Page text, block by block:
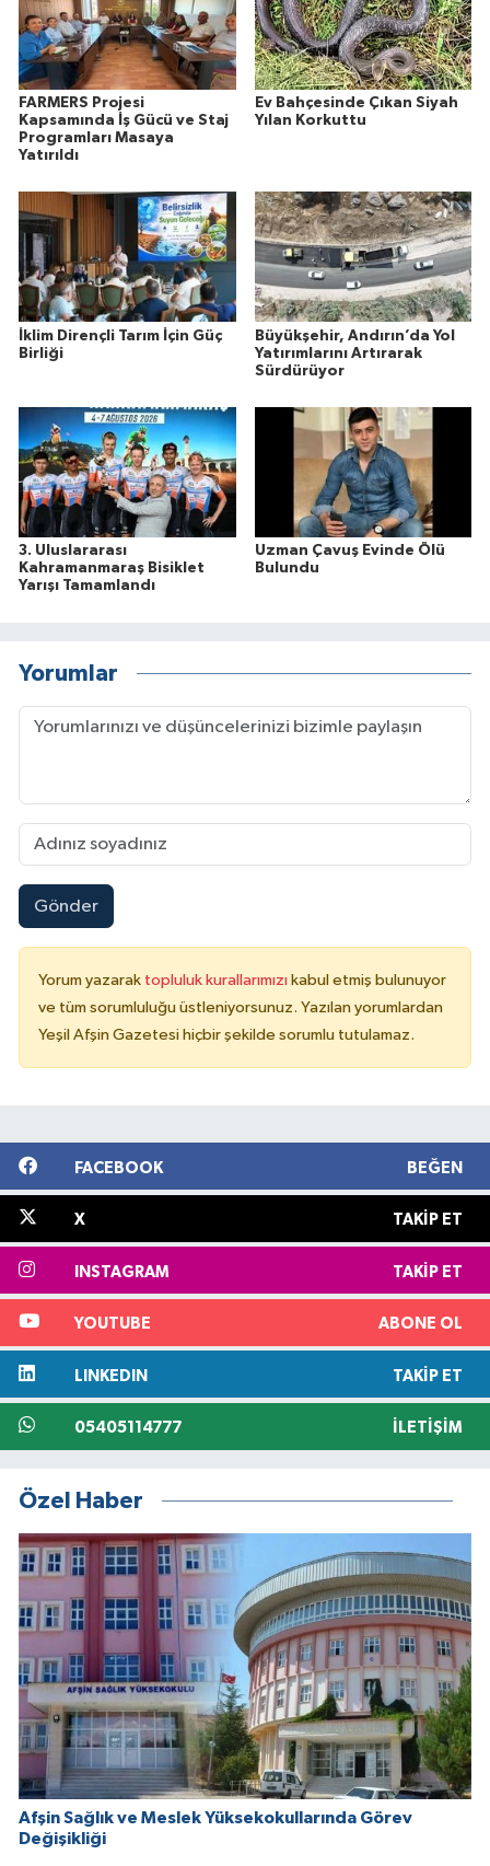
FARMERS Projesi
Kapsamında İş Gücü ve Staj
Programları Masaya
Yatırıldı
Ev Bahçesinde Çıkan Siyah
Yılan Korkuttu
İklim Dirençli Tarım İçin Güç
Birliği
Büyükşehir, Andırın’da Yol
Yatırımlarını Artırarak
Sürdürüyor
3. Uluslararası
Kahramanmaraş Bisiklet
Yarışı Tamamlandı
Uzman Çavuş Evinde Ölü
Bulundu
Yorumlar
Gönder
Yorum yazarak topluluk kurallarımızı kabul etmiş bulunuyor
ve tüm sorumluluğu üstleniyorsunuz. Yazılan yorumlardan
Yeşil Afşin Gazetesi hiçbir şekilde sorumlu tutulamaz.
FACEBOOK BEĞEN
X TAKIP ET
INSTAGRAM TAKIP ET
YOUTUBE ABONE OL
LINKEDIN TAKIP ET
05405114777 İLETIŞIM
Özel Haber
Afşin Sağlık ve Meslek Yüksekokullarında Görev
Değişikliği